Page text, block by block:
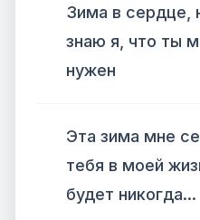
Зима в сердце,
знаю я, что ты
нужен
Эта зима мне
тебя в моей
будет никогда...